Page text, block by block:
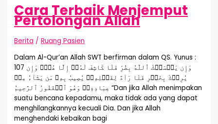
Cara Terbaik Menjemput
Pertolongan Allah
Berita /Ruang Pasien
Dalam Al-Qur’an Allah SWT berfirman dalam QS. Yunus :
107 وَإِن يَمۡسَسۡكَ ٱللَّهُ بِضُرّٖ فَلَا كَاشِفَ لَهُۥٓ إِلَّا هُوَۖ وَإِن
يُرِدۡكَ بِخَيۡرٖ فَلَا رَآدَّ لِفَضۡلِهِۦۚ يُصِيبُ بِهِۦ مَن يَشَآءُ مِنۡ
عِبَادِهِۦۚ وَهُوَ ٱلۡغَفُورُ ٱلرَّحِيمُ “Dan jika Allah menimpakan
suatu bencana kepadamu, maka tidak ada yang dapat
menghilangkannya kecuali Dia. Dan jika Allah
menghendaki kebaikan bagi